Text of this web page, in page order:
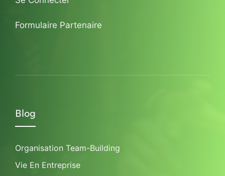
Formulaire Partenaire
Blog
Organisation Team-Building
Vie En Entreprise